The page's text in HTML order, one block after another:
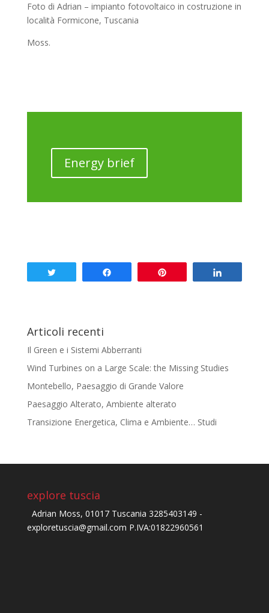
Foto di Adrian – impianto fotovoltaico in costruzione in
località Formicone, Tuscania
Moss.
Energy brief
Articoli recenti
Il Green e i Sistemi Abberranti
Wind Turbines on a Large Scale: the Missing Studies
Montebello, Paesaggio di Grande Valore
Paesaggio Alterato, Ambiente alterato
Transizione Energetica, Clima e Ambiente… Studi
explore tuscia
Adrian Moss, 01017 Tuscania 3285403149 -
exploretuscia@gmail.com P.IVA:01822960561